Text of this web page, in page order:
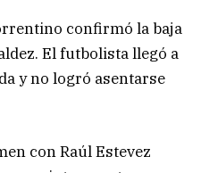
confirmó la baja
El futbolista llegó a
y no logró asentarse
con Raúl Estevez